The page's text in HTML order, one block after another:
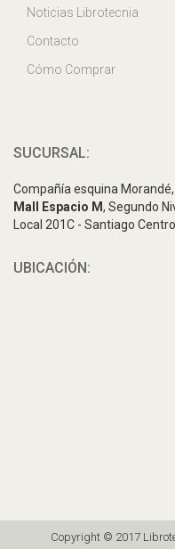
Noticias Librotecnia
Contacto
Cómo Comprar
SUCURSAL:
Compañía esquina Morandé,
Mall Espacio M, Segundo
Local 201C - Santiago Centro
UBICACIÓN:
Copyright © 2017